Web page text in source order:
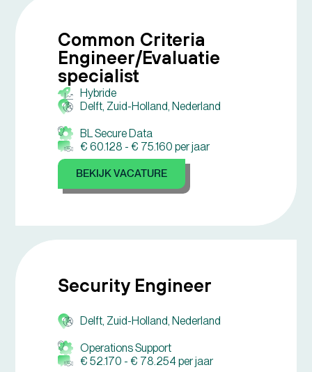
Common Criteria
Engineer/Evaluatie
specialist
Hybride
Delft, Zuid-Holland, Nederland
BL Secure Data
€ 60.128 - € 75.160 per jaar
BEKIJK VACATURE
Security Engineer
Delft, Zuid-Holland, Nederland
Operations Support
€ 52.170 - € 78.254 per jaar